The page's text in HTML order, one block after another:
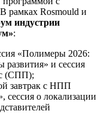
рамках Rosmould и
индустрии
:
«Полимеры 2026:
развития» и сессия
(СПП);
завтрак с НПП
о локализации